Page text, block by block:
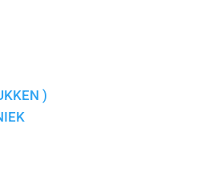
)